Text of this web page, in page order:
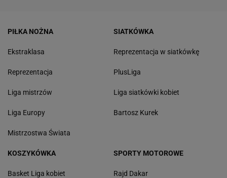
PIŁKA NOŻNA
Ekstraklasa
Reprezentacja
Liga mistrzów
Liga Europy
Mistrzostwa Świata
SIATKÓWKA
Reprezentacja w siatkówkę
PlusLiga
Liga siatkówki kobiet
Bartosz Kurek
KOSZYKÓWKA
Basket Liga kobiet
SPORTY MOTOROWE
Rajd Dakar